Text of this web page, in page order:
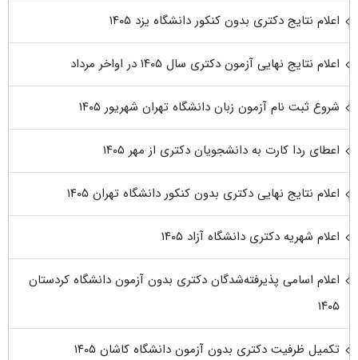
اعلام نتایج دکتری بدون کنکور دانشگاه یزد ۱۴۰۵
اعلام نتایج نهایی آزمون دکتری سال ۱۴۰۵ در اواخر مرداد
شروع ثبت نام آزمون زبان دانشگاه تهران شهریور ۱۴۰۵
اعطای ردا کارت به دانشجویان دکتری از مهر ۱۴۰۵
اعلام نتایج نهایی دکتری بدون کنکور دانشگاه تهران ۱۴۰۵
اعلام شهریه دکتری دانشگاه آزاد ۱۴۰۵
اعلام اسامی پذیرفته‌شدگان دکتری بدون آزمون دانشگاه کردستان
۱۴۰۵
تکمیل ظرفیت دکتری بدون آزمون دانشگاه کاشان ۱۴۰۵